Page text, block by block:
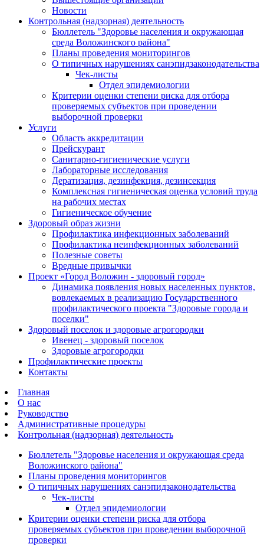
Новости
Контрольная (надзорная) деятельность
Бюллетель "Здоровье населения и окружающая
среда Воложинского района"
Планы проведения мониторингов
О типичных нарушениях санэпидзаконодательства
Чек-листы
Отдел эпидемиологии
Критерии оценки степени риска для отбора
проверяемых субъектов при проведении
выборочной проверки
Услуги
Область аккредитации
Прейскурант
Санитарно-гигиенические услуги
Лабораторные исследования
Дератизация, дезинфекция, дезинсекция
Комплексная гигиеническая оценка условий труда
на рабочих местах
Гигиеническое обучение
Здоровый образ жизни
Профилактика инфекционных заболеваний
Профилактика неинфекционных заболеваний
Полезные советы
Вредные привычки
Проект «Город Воложин - здоровый город»
Динамика появления новых населенных пунктов,
вовлекаемых в реализацию Государственного
профилактического проекта "Здоровые города и
поселки"
Здоровый поселок и здоровые агрогородки
Ивенец - здоровый поселок
Здоровые агрогородки
Профилактические проекты
Контакты
Главная
О нас
Руководство
Административные процедуры
Контрольная (надзорная) деятельность
Бюллетель "Здоровье населения и окружающая среда
Воложинского района"
Планы проведения мониторингов
О типичных нарушениях санэпидзаконодательства
Чек-листы
Отдел эпидемиологии
Критерии оценки степени риска для отбора
проверяемых субъектов при проведении выборочной
проверки